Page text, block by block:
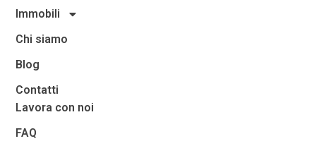
Immobili
Chi siamo
Blog
Contatti
Lavora con noi
FAQ